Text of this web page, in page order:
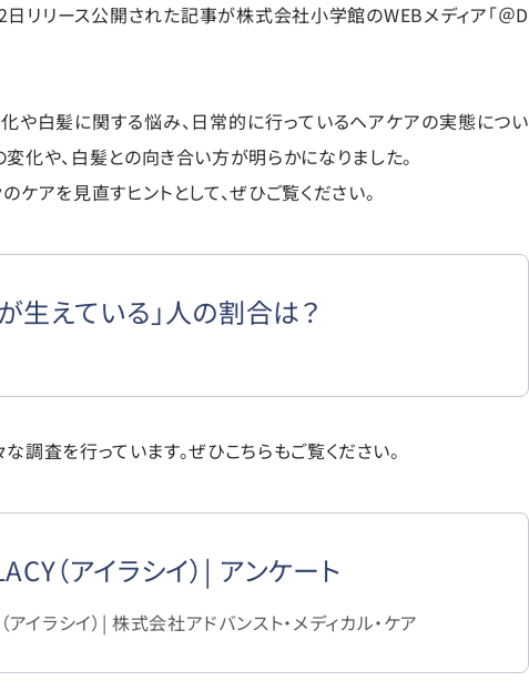
リリース公開された記事が株式会社小学館のWEBメディア「＠D
白髪に関する悩み、日常的に行っているヘアケアの実態につい
化や、白髪との向き合い方が明らかになりました。
アを見直すヒントとして、ぜひご覧ください。
生えている」人の割合は？
調査を行っています。ぜひこちらもご覧ください。
（アイラシイ）| アンケート
アイラシイ）| 株式会社アドバンスト・メディカル・ケア